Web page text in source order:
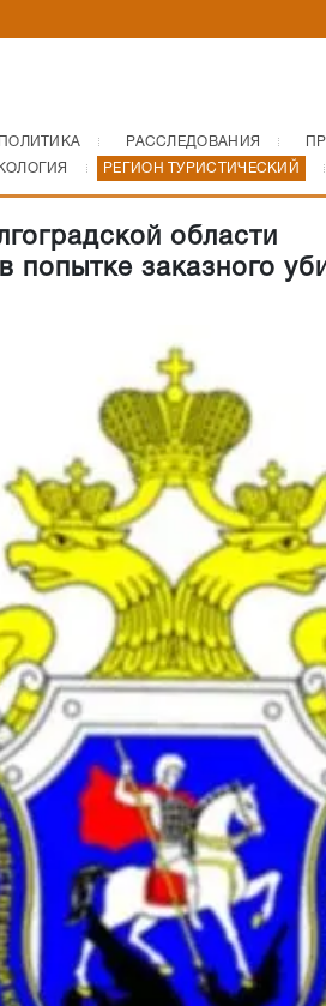
ПОЛИТИКА РАССЛЕДОВАНИЯ
РЕГИОН ТУРИСТИЧЕСКИЙ
области
попытке заказного